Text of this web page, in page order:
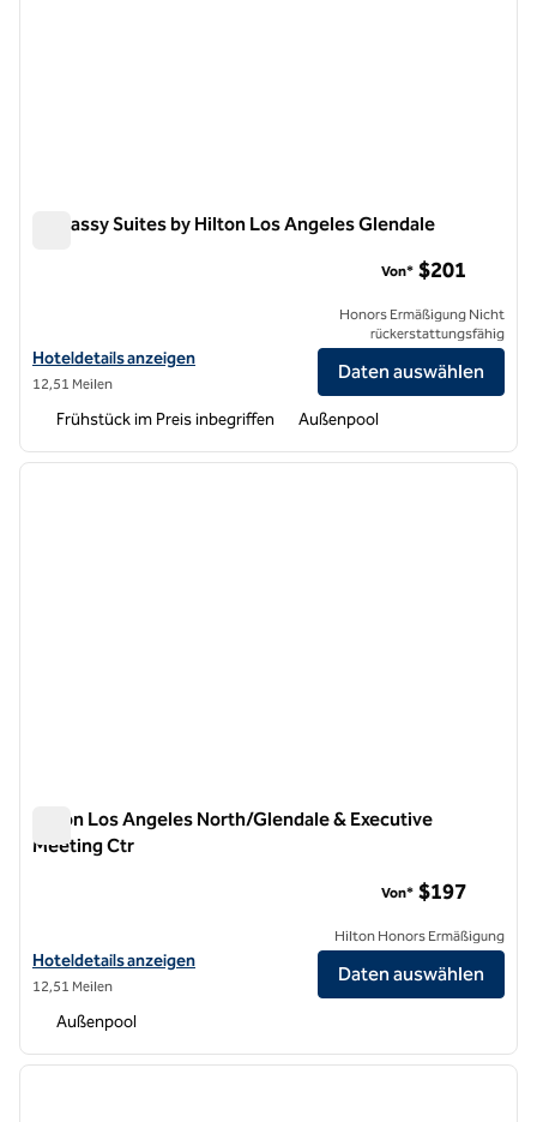
Embassy Suites by Hilton Los Angeles Glendale
Hoteldetails für Embassy Suites by Hilton Los Angeles Glendale
Hoteldetails anzeigen
12,51 Meilen
Von* $201
Honors Ermäßigung Nicht
rückerstattungsfähig
Daten auswählen
Frühstück im Preis inbegriffen Außenpool
1 von 12
Hilton Los Angeles North/Glendale & Executive
Meeting Ctr
Hoteldetails für das Hilton Los Angeles North/Glendale & Executive
Hoteldetails anzeigen
12,51 Meilen
Von* $197
Hilton Honors Ermäßigung
Daten auswählen
Außenpool
1 von 12